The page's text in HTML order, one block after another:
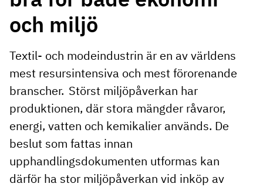
och miljö
Textil- och modeindustrin är en av världens
mest resursintensiva och mest förorenande
branscher. Störst miljöpåverkan har
produktionen, där stora mängder råvaror,
energi, vatten och kemikalier används. De
beslut som fattas innan
upphandlingsdokumenten utformas kan
därför ha stor miljöpåverkan vid inköp av